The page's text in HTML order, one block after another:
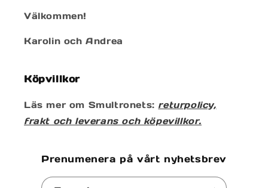
Välkommen!
Karolin och Andrea
Köpvillkor
Läs mer om Smultronets: returpolicy,
frakt och leverans och köpevillkor.
Prenumenera på vårt nyhetsbrev